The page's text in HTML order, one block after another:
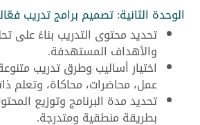
الوحدة الثانية: تصميم برامج تدريب
تحديد محتوى التدريب بناءً على
والأهداف المستهدفة.
اختيار أساليب وطرق تدريب
عمل، محاضرات، محاكاة، وتعلم
تحديد مدة البرنامج وتوزيع
بطريقة منطقية ومتدرجة.